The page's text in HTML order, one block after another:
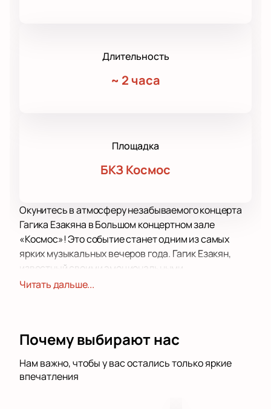
Длительность
~ 2 часа
Площадка
БКЗ Космос
Окунитесь в атмосферу незабываемого концерта
Гагика Езакяна в Большом концертном зале
«Космос»! Это событие станет одним из самых
ярких музыкальных вечеров года. Гагик Езакян,
известный своими эмоциональными
выступлениями и уникальным стилем, соберет на
Амиряна, Этери Бариашвили, Эдуардо Росса и
танцевальные коллективы «Вегас» и «Киликия»,
которые добавят динамики и энергии этому
Читать дальше...
Почему выбирают нас
Нам важно, чтобы у вас остались только яркие
впечатления